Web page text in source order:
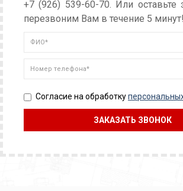
+7 (926) 539-60-70. Или оставьте
перезвоним Вам в течение 5 минут!
Согласие на обработку